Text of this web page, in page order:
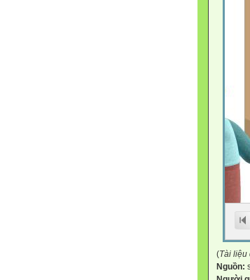
(Tài liệu
Nguồn: